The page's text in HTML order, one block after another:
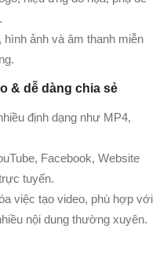
ảnh và âm thanh miễn
& dễ dàng chia sẻ
định dạng như MP4,
Facebook, Website
tuyến.
việc tạo video, phù hợp với
nội dung thường xuyên.